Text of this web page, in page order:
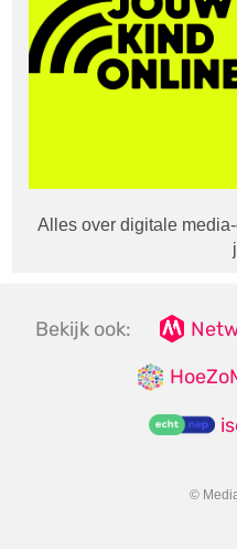
Alles over digitale
Bekijk ook:
©